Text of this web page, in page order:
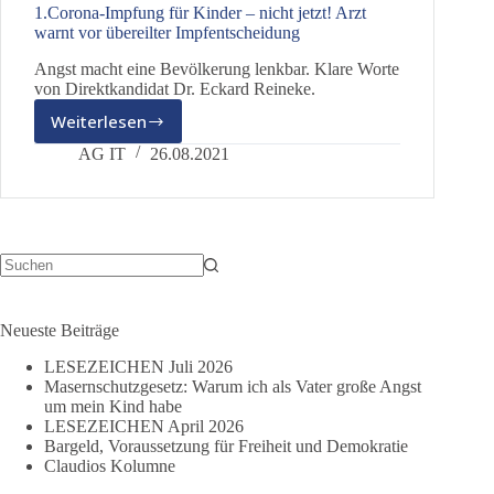
1.Corona-Impfung für Kinder – nicht jetzt! Arzt
warnt vor übereilter Impfentscheidung
Angst macht eine Bevölkerung lenkbar. Klare Worte
von Direktkandidat Dr. Eckard Reineke.
Weiterlesen
1.Corona-
Impfung
Kinder
vor
Impfentscheidung
AG IT 26.08.2021
Neueste Beiträge
LESEZEICHEN Juli 2026
Masernschutzgesetz: Warum ich als Vater große Angst
um mein Kind habe
LESEZEICHEN April 2026
Bargeld, Voraussetzung für Freiheit und Demokratie
Claudios Kolumne